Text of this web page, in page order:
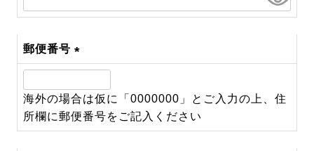
郵便番号
(必
須)
海外の場合は仮に「0000000」とご入力の上、住
所欄に郵便番号をご記入ください